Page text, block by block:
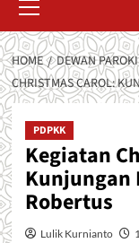
Menu
HOME DEWAN PAROKI
CHRISTMAS CAROL:
PDPKK
Kegiatan
Kunjungan
Robertus
Lulik Kurnianto